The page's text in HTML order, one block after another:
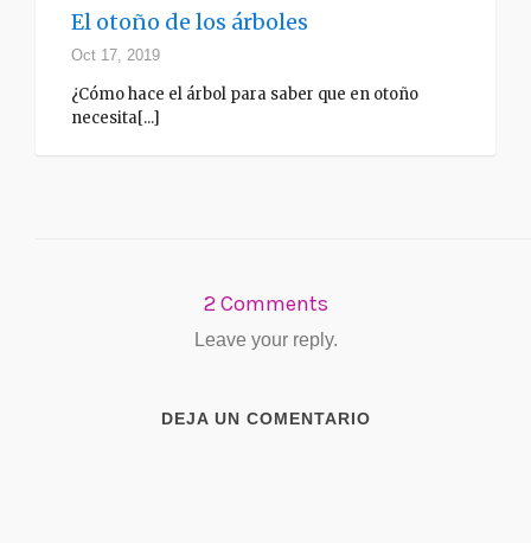
El otoño de los árboles
Oct 17, 2019
¿Cómo hace el árbol para saber que en otoño
necesita[...]
2 Comments
Leave your reply.
DEJA UN COMENTARIO